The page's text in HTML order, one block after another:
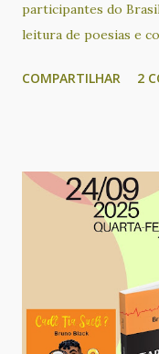
participantes do
leitura de poesias e
desde que o evento
Maschio, Cacau
Cecilia Rogers,
Leilane Fernandes,
de Guevara, Graciela
Jorge Alfredo
Helena Carvalho,
Klecz, Martín
COMPARTILHAR 2